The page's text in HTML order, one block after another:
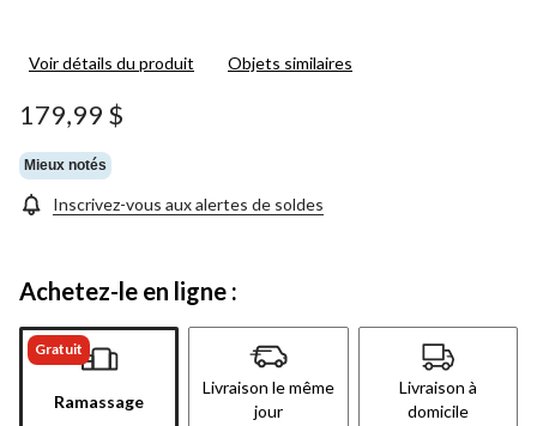
Voir détails du produit Objets similaires
179,99 $
Mieux notés
Inscrivez-vous aux alertes de soldes
Achetez-le en ligne :
Gratuit
Ramassage
Livraison le même
jour
Livraison à
domicile